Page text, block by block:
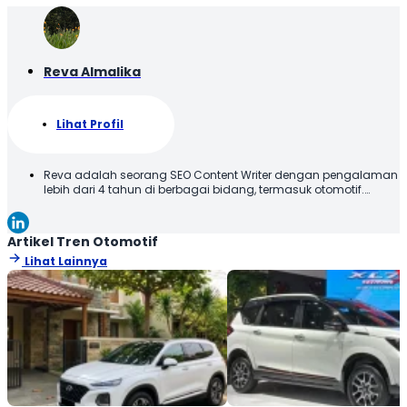
Reva Almalika
Lihat Profil
Reva adalah seorang SEO Content Writer dengan pengalaman
lebih dari 4 tahun di berbagai bidang, termasuk otomotif.
informatif, menarik, dan mudah dipahami oleh pembaca.
Artikel Tren Otomotif
Lihat Lainnya